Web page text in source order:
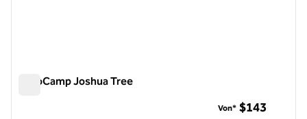
AutoCamp Joshua Tree
Von* $143